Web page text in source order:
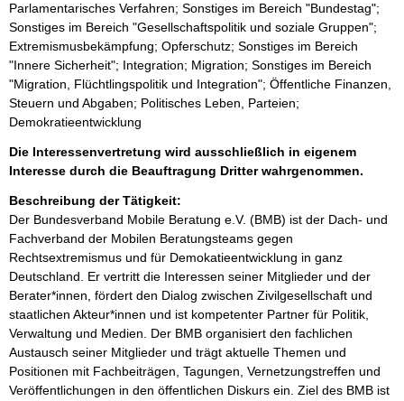
Parlamentarisches Verfahren; Sonstiges im Bereich "Bundestag";
Sonstiges im Bereich "Gesellschaftspolitik und soziale Gruppen";
Extremismusbekämpfung; Opferschutz; Sonstiges im Bereich
"Innere Sicherheit"; Integration; Migration; Sonstiges im Bereich
"Migration, Flüchtlingspolitik und Integration"; Öffentliche Finanzen,
Steuern und Abgaben; Politisches Leben, Parteien;
Demokratieentwicklung
Die Interessenvertretung wird ausschließlich in eigenem
Interesse durch die Beauftragung Dritter wahrgenommen.
Beschreibung der Tätigkeit:
Der Bundesverband Mobile Beratung e.V. (BMB) ist der Dach- und
Fachverband der Mobilen Beratungsteams gegen
Rechtsextremismus und für Demokatieentwicklung in ganz
Deutschland. Er vertritt die Interessen seiner Mitglieder und der
Berater*innen, fördert den Dialog zwischen Zivilgesellschaft und
staatlichen Akteur*innen und ist kompetenter Partner für Politik,
Verwaltung und Medien. Der BMB organisiert den fachlichen
Austausch seiner Mitglieder und trägt aktuelle Themen und
Positionen mit Fachbeiträgen, Tagungen, Vernetzungstreffen und
Veröffentlichungen in den öffentlichen Diskurs ein. Ziel des BMB ist